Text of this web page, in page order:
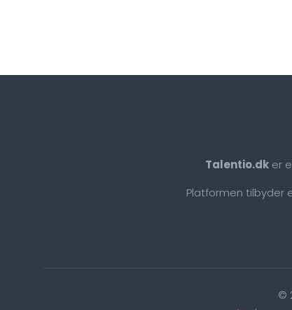
Talentio.dk er
Platformen tilbyder
©